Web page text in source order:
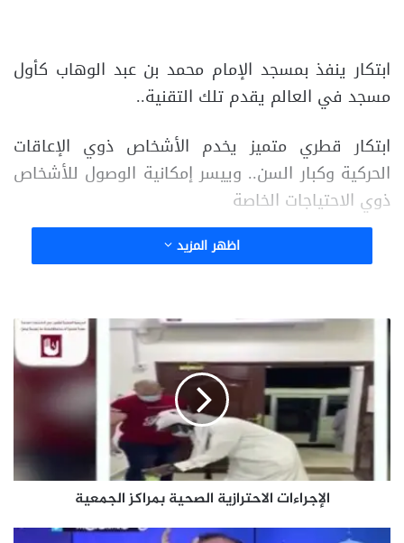
ابتكار ينفذ بمسجد الإمام محمد بن عبد الوهاب كأول
مسجد في العالم يقدم تلك التقنية..
ابتكار قطري متميز يخدم الأشخاص ذوي الإعاقات
الحركية وكبار السن.. وييسر إمكانية الوصول للأشخاص
ذوي الاحتياجات الخاصة
اظهر المزيد
الإجراءات
الاحترازية
الصحية
بمراكز
الجمعية
الإجراءات الاحترازية الصحية بمراكز الجمعية